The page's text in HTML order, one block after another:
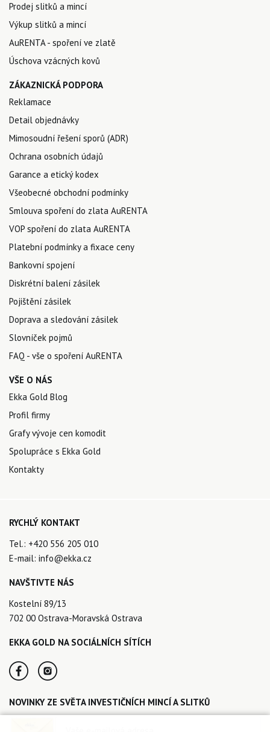
Prodej slitků a mincí
Výkup slitků a mincí
AuRENTA - spoření ve zlatě
Úschova vzácných kovů
ZÁKAZNICKÁ PODPORA
Reklamace
Detail objednávky
Mimosoudní řešení sporů (ADR)
Ochrana osobních údajů
Garance a etický kodex
Všeobecné obchodní podmínky
Smlouva spoření do zlata AuRENTA
VOP spoření do zlata AuRENTA
Platební podmínky a fixace ceny
Bankovní spojení
Diskrétní balení zásilek
Pojištění zásilek
Doprava a sledování zásilek
Slovníček pojmů
FAQ - vše o spoření AuRENTA
VŠE O NÁS
Ekka Gold Blog
Profil firmy
Grafy vývoje cen komodit
Spolupráce s Ekka Gold
Kontakty
RYCHLÝ KONTAKT
Tel.: +420 556 205 010
E-mail: info@ekka.cz
NAVŠTIVTE NÁS
Kostelní 89/13
702 00 Ostrava-Moravská Ostrava
EKKA GOLD NA SOCIÁLNÍCH SÍTÍCH
NOVINKY ZE SVĚTA INVESTIČNÍCH MINCÍ A SLITKŮ